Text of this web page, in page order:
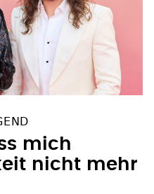
mich
nicht mehr